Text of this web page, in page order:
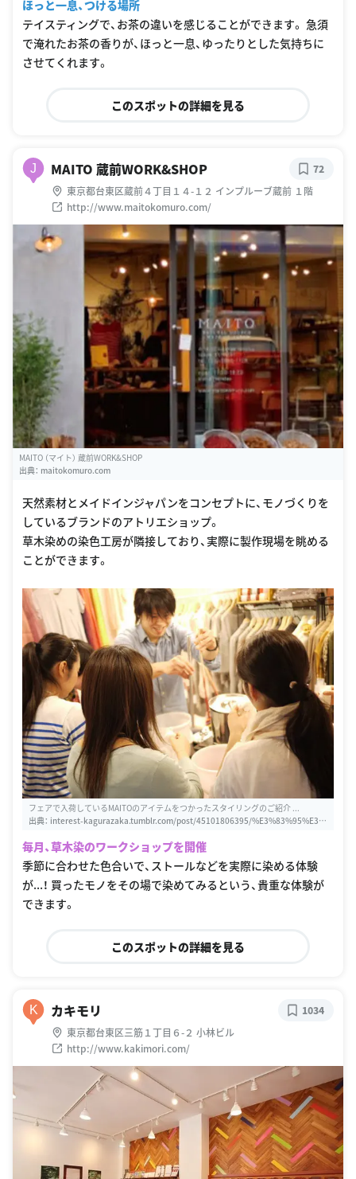
ほっと一息、つける場所
テイスティングで、お茶の違いを感じることができます。 急須
で淹れたお茶の香りが、ほっと一息、ゆったりとした気持ちに
させてくれます。
このスポットの詳細を見る
J MAITO 蔵前WORK&SHOP
東京都台東区蔵前４丁目１４-１２ インプルーブ蔵前 １階
http://www.maitokomuro.com/
72
MAITO （マイト） 蔵前WORK&SHOP
出典： maitokomuro.com
天然素材とメイドインジャパンをコンセプトに、モノづくりを
しているブランドのアトリエショップ。
草木染めの染色工房が隣接しており、実際に製作現場を眺める
ことができます。
フェアで入荷しているMAITOのアイテムをつかったスタイリングのご紹介 ...
出典： interest-kagurazaka.tumblr.com/post/45101806395/%E3%83%95%E3%
3%81%A6%E3%81%84%E3%82%8Bmaito%E3%81%AE%E3%82%A2%E3%8
2%A4%E3%83%86%E3%83%A0%E3%82%92%E3%81%A4%E3%81%8B%E3%
81%A3%E3%81%9F%E3%82%B9%E3%82%BF%E3%82%A4%E3%83%AA%E
3%83%B3%E3%82%B0%E3%81%AE%E3%81%94%E7%B4%B9%E4%BB%8
B%E3%81%A7%E3%81%99
毎月、草木染のワークショップを開催
季節に合わせた色合いで、ストールなどを実際に染める体験
が...！ 買ったモノをその場で染めてみるという、貴重な体験が
できます。
このスポットの詳細を見る
K カキモリ
東京都台東区三筋１丁目６-２ 小林ビル
http://www.kakimori.com/
1034